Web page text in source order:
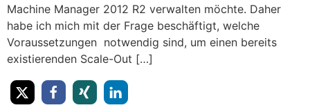
Machine Manager 2012 R2 verwalten möchte. Daher
habe ich mich mit der Frage beschäftigt, welche
Voraussetzungen notwendig sind, um einen bereits
existierenden Scale-Out […]